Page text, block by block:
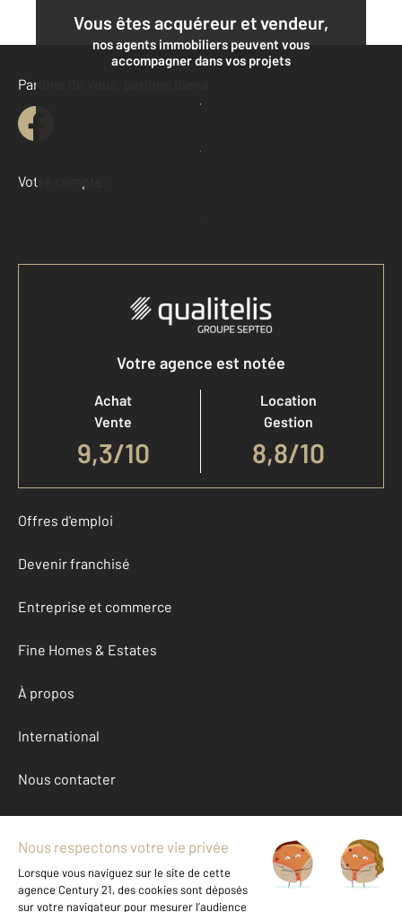
Vous êtes acquéreur et vendeur,
nos agents immobiliers peuvent vous
accompagner dans vos projets
Contacter l'agence
Demander une estimation
Parlons de vous, parlons biens
Votre compte :
Accéder à mon compte
Votre agence est notée
Achat
Vente
9,3/10
Location
Gestion
8,8/10
Offres d'emploi
Devenir franchisé
Entreprise et commerce
Fine Homes & Estates
À propos
International
Nous contacter
Mentions légales & CGU et Barèmes d'honoraires
Données personnelles